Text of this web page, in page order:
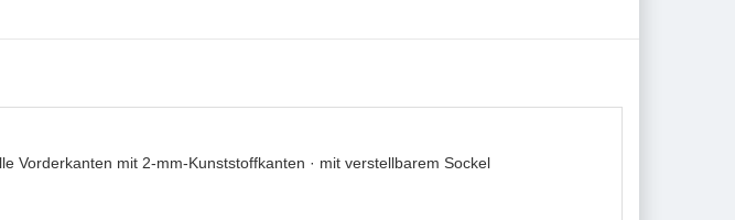
Vorderkanten mit 2-mm-Kunststoffkanten · mit verstellbarem Sockel